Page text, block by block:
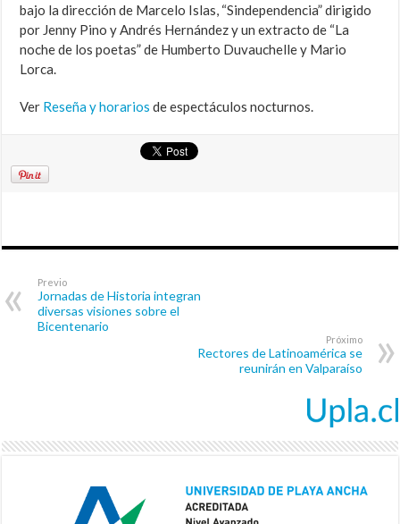
bajo la dirección de Marcelo Islas, “Sindependencia” dirigido
por Jenny Pino y Andrés Hernández y un extracto de “La
noche de los poetas” de Humberto Duvauchelle y Mario
Lorca.
Ver Reseña y horarios de espectáculos nocturnos.
Previo
Jornadas de Historia integran
diversas visiones sobre el
Bicentenario
Próximo
Rectores de Latinoamérica se
reunirán en Valparaíso